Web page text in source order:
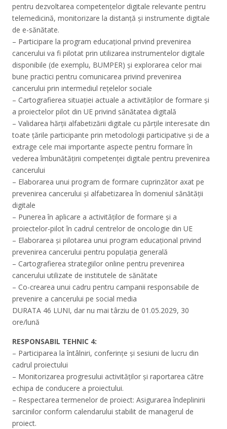
pentru dezvoltarea competențelor digitale relevante pentru
telemedicină, monitorizare la distanță și instrumente digitale
de e-sănătate.
– Participare la program educațional privind prevenirea
cancerului va fi pilotat prin utilizarea instrumentelor digitale
disponibile (de exemplu, BUMPER) și explorarea celor mai
bune practici pentru comunicarea privind prevenirea
cancerului prin intermediul rețelelor sociale
– Cartografierea situației actuale a activităților de formare și
a proiectelor pilot din UE privind sănătatea digitală
– Validarea hărții alfabetizării digitale cu părțile interesate din
toate țările participante prin metodologii participative și de a
extrage cele mai importante aspecte pentru formare în
vederea îmbunătățirii competenței digitale pentru prevenirea
cancerului
– Elaborarea unui program de formare cuprinzător axat pe
prevenirea cancerului și alfabetizarea în domeniul sănătății
digitale
– Punerea în aplicare a activităților de formare și a
proiectelor-pilot în cadrul centrelor de oncologie din UE
– Elaborarea și pilotarea unui program educațional privind
prevenirea cancerului pentru populația generală
– Cartografierea strategiilor online pentru prevenirea
cancerului utilizate de institutele de sănătate
– Co-crearea unui cadru pentru campanii responsabile de
prevenire a cancerului pe social media
DURATA 46 LUNI, dar nu mai târziu de 01.05.2029, 30
ore/lună
RESPONSABIL TEHNIC 4:
– Participarea la întâlniri, conferințe și sesiuni de lucru din
cadrul proiectului
– Monitorizarea progresului activităților și raportarea către
echipa de conducere a proiectului.
– Respectarea termenelor de proiect: Asigurarea îndeplinirii
sarcinilor conform calendarului stabilit de managerul de
proiect.